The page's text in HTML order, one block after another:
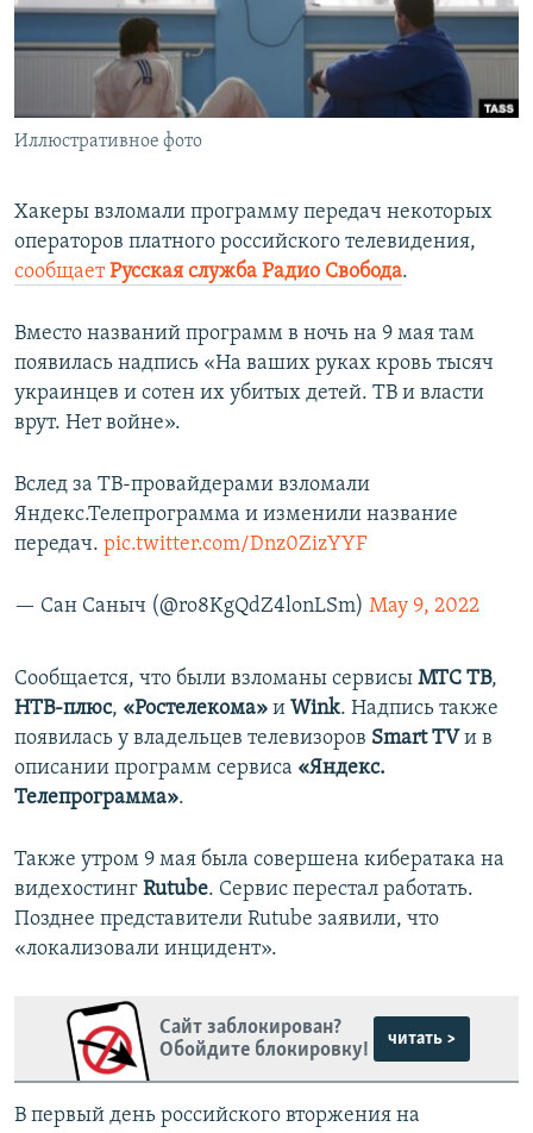
ПОБЕДИТЕЛЕЙ НЕ СУДЯТ?
КРЫМ.НЕПОКОРЕННЫЙ
УКРАИНСКАЯ ПРОБЛЕМА КРЫМА
ПРИСОЕДИНЯЙТЕСЬ!
Иллюстративное фото
Хакеры взломали программу передач некоторых
операторов платного российского телевидения,
сообщаетРусская служба Радио Свобода.
Вместо названий программ в ночь на 9 мая там
появилась надпись «На ваших руках кровь тысяч
украинцев и сотен их убитых детей. ТВ и власти
врут. Нет войне».
Вслед за ТВ-провайдерами взломали
Яндекс.Телепрограмма и изменили название
передач. pic.twitter.com/Dnz0ZizYYF
— Сан Саныч (@ro8KgQdZ4lonLSm) May 9, 2022
Сообщается, что были взломаны сервисы МТС ТВ,
НТВ-плюс, «Ростелекома» и Wink. Надпись также
появилась у владельцев телевизоров Smart TV и в
описании программ сервиса «Яндекс.
Телепрограмма».
Также утром 9 мая была совершена кибератака на
видехостинг Rutube. Сервис перестал работать.
Позднее представители Rutube заявили, что
«локализовали инцидент».
Сайт заблокирован?
Обойдите блокировку!
читать >
В первый день российского вторжения на